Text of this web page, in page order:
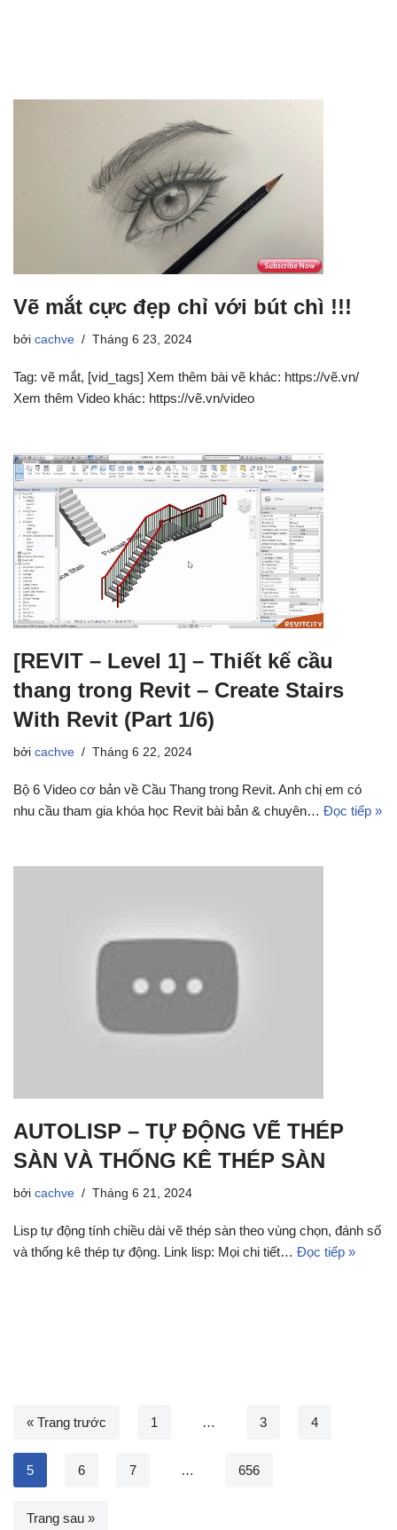
Vẽ mắt cực đẹp chỉ với bút chì !!!
bởi cachve Tháng 6 23, 2024
Tag: vẽ mắt, [vid_tags] Xem thêm bài vẽ khác: https://vẽ.vn/
Xem thêm Video khác: https://vẽ.vn/video
[REVIT – Level 1] – Thiết kế cầu
thang trong Revit – Create Stairs
With Revit (Part 1/6)
bởi cachve Tháng 6 22, 2024
Bộ 6 Video cơ bản về Cầu Thang trong Revit. Anh chị em có
nhu cầu tham gia khóa học Revit bài bản & chuyên… Đọc tiếp »
AUTOLISP – TỰ ĐỘNG VẼ THÉP
SÀN VÀ THỐNG KÊ THÉP SÀN
bởi cachve Tháng 6 21, 2024
Lisp tự động tính chiều dài vẽ thép sàn theo vùng chọn, đánh số
và thống kê thép tự động. Link lisp: Mọi chi tiết… Đọc tiếp »
« Trang trước 1 … 3 4
5 6 7 … 656
Trang sau »